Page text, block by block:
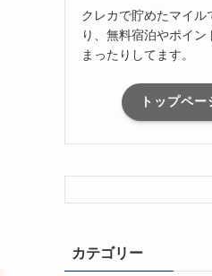
クレカで貯めたマイル
り、無料宿泊やポイ
まったりしてます。
トップペー
カテゴリー